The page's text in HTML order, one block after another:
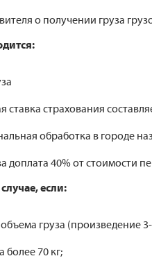
о получении груза
страхования
обработка в городе
доплата 40% от стоимости
если:
груза (произведение
более 70 кг;